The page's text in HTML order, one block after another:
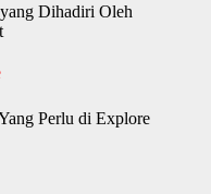
Dihadiri Oleh
Perlu di Explore